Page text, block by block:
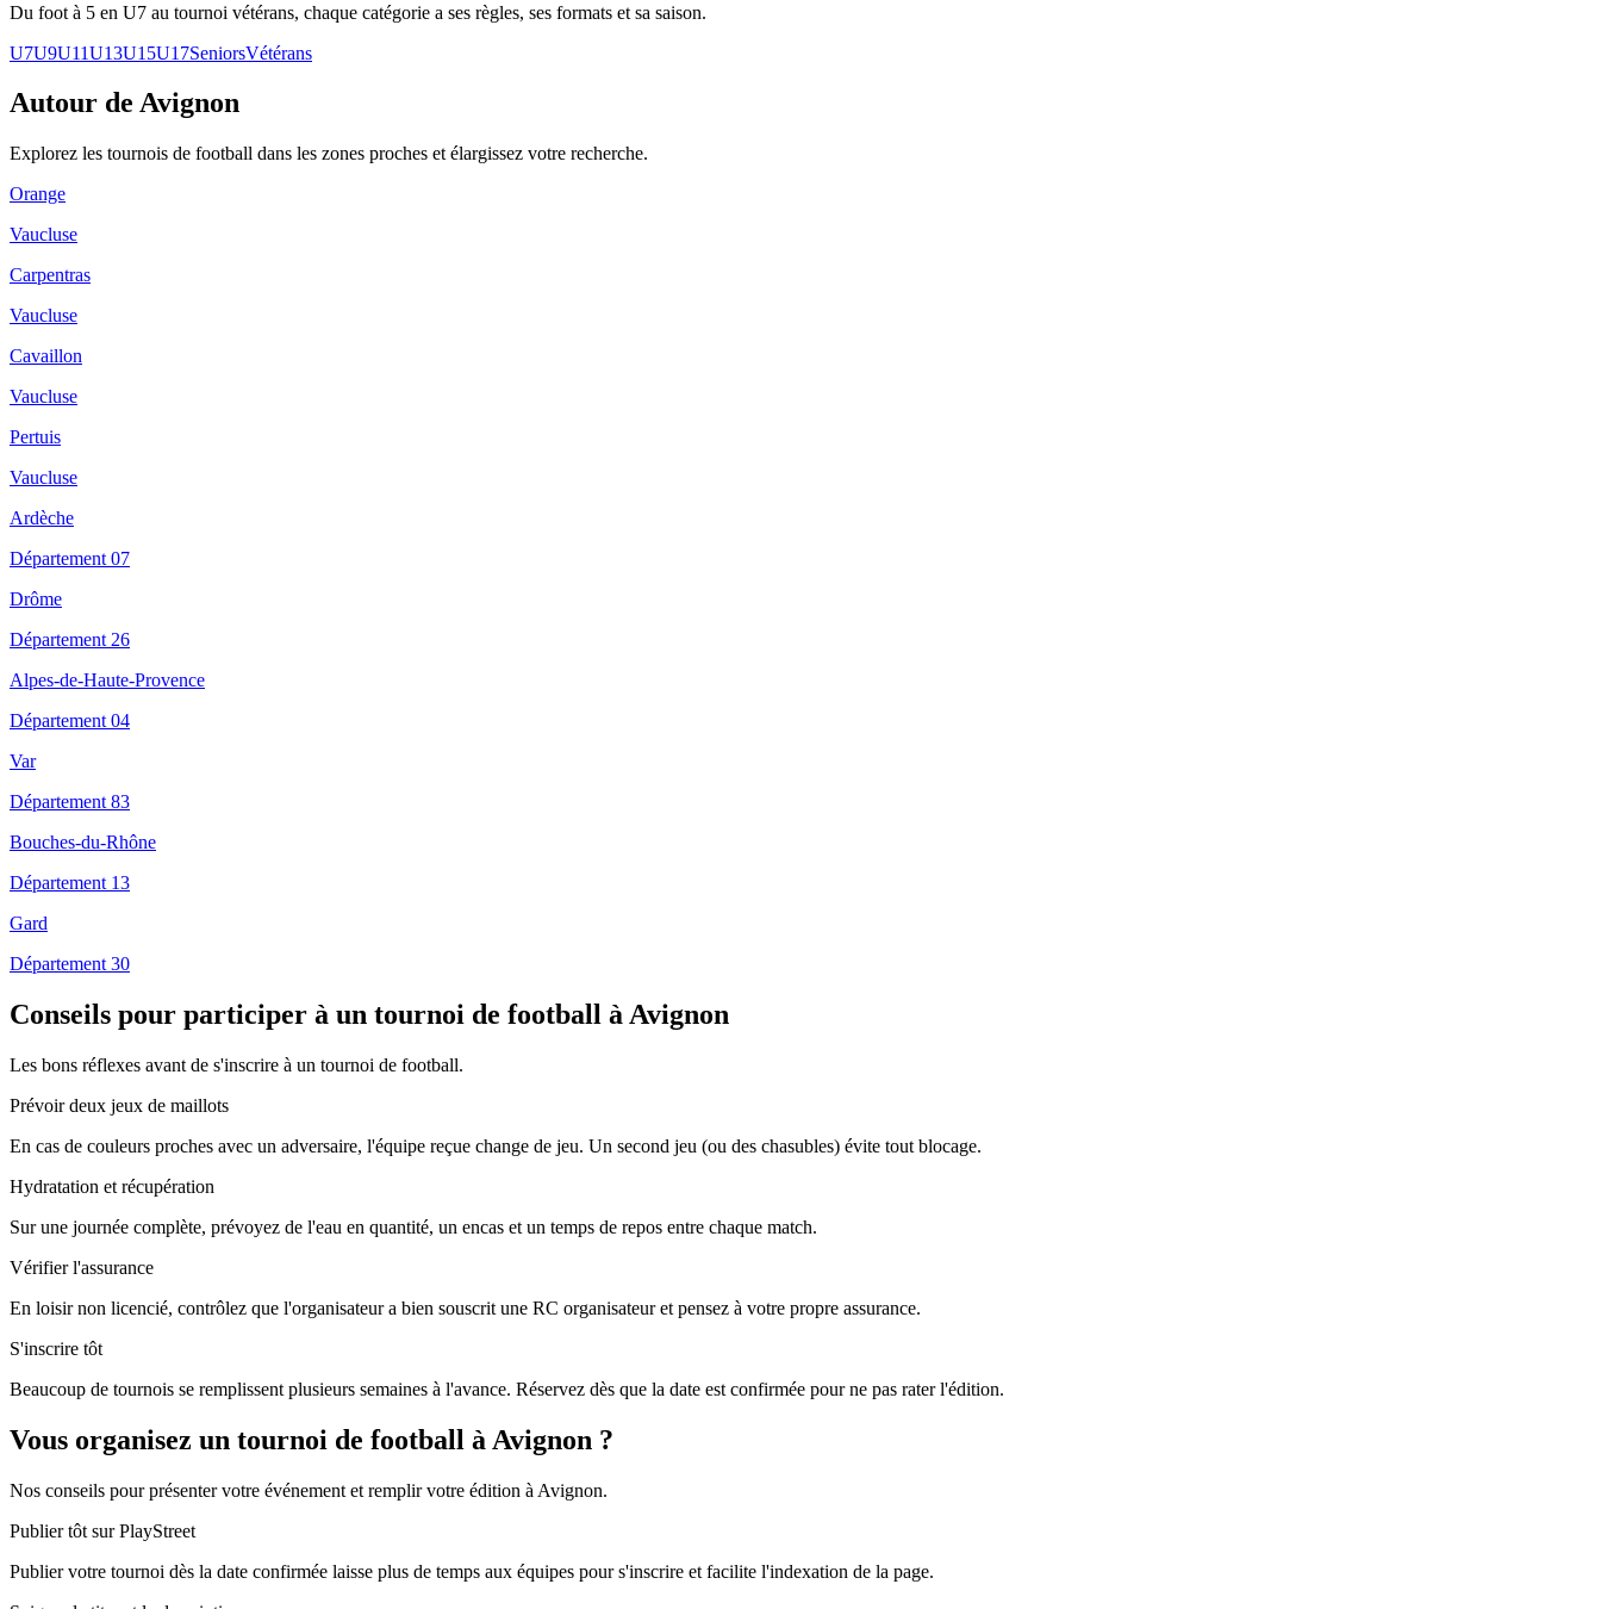
Du foot à 5 en U7 au tournoi vétérans, chaque catégorie a ses règles, ses formats et sa saison.
U7U9U11U13U15U17SeniorsVétérans
Autour de Avignon
Explorez les tournois de football dans les zones proches et élargissez votre recherche.
Orange
Vaucluse
Carpentras
Vaucluse
Cavaillon
Vaucluse
Pertuis
Vaucluse
Ardèche
Département 07
Drôme
Département 26
Alpes-de-Haute-Provence
Département 04
Var
Département 83
Bouches-du-Rhône
Département 13
Gard
Département 30
Conseils pour participer à un tournoi de football à Avignon
Les bons réflexes avant de s'inscrire à un tournoi de football.
Prévoir deux jeux de maillots
En cas de couleurs proches avec un adversaire, l'équipe reçue change de jeu. Un second jeu (ou des chasubles) évite tout blocage.
Hydratation et récupération
Sur une journée complète, prévoyez de l'eau en quantité, un encas et un temps de repos entre chaque match.
Vérifier l'assurance
En loisir non licencié, contrôlez que l'organisateur a bien souscrit une RC organisateur et pensez à votre propre assurance.
S'inscrire tôt
Beaucoup de tournois se remplissent plusieurs semaines à l'avance. Réservez dès que la date est confirmée pour ne pas rater l'édition.
Vous organisez un tournoi de football à Avignon ?
Nos conseils pour présenter votre événement et remplir votre édition à Avignon.
Publier tôt sur PlayStreet
Publier votre tournoi dès la date confirmée laisse plus de temps aux équipes pour s'inscrire et facilite l'indexation de la page.